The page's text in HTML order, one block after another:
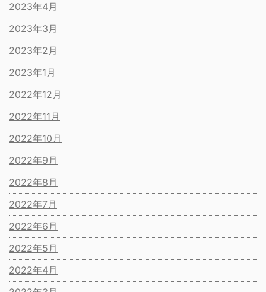
2023年4月
2023年3月
2023年2月
2023年1月
2022年12月
2022年11月
2022年10月
2022年9月
2022年8月
2022年7月
2022年6月
2022年5月
2022年4月